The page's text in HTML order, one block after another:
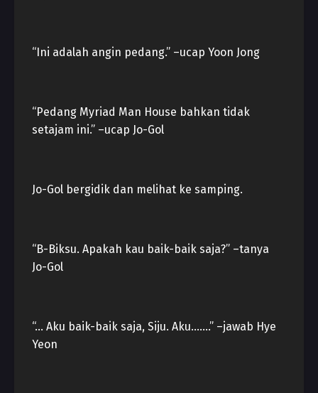
“Ini adalah angin pedang.” –ucap Yoon Jong
“Pedang Myriad Man House bahkan tidak
setajam ini.” –ucap Jo-Gol
Jo-Gol bergidik dan melihat ke samping.
“B-Biksu. Apakah kau baik-baik saja?” –tanya
Jo-Gol
“… Aku baik-baik saja, Siju. Aku…….” –jawab Hye
Yeon